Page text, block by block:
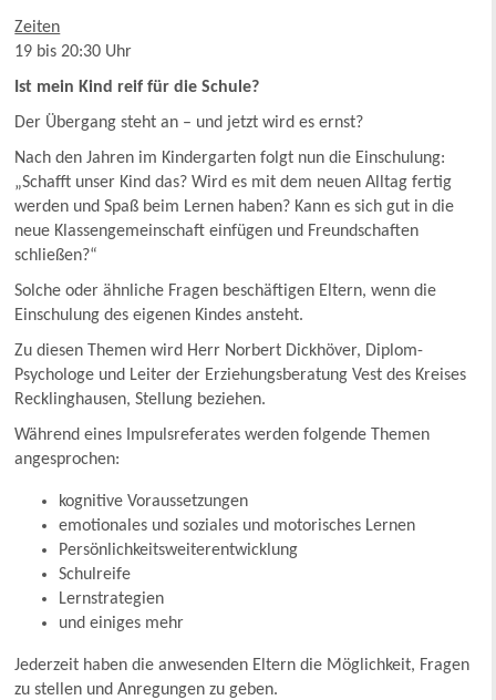
Zeiten
19 bis 20:30 Uhr
Ist mein Kind reif für die Schule?
Der Übergang steht an – und jetzt wird es ernst?
Nach den Jahren im Kindergarten folgt nun die Einschulung:
„Schafft unser Kind das? Wird es mit dem neuen Alltag fertig
werden und Spaß beim Lernen haben? Kann es sich gut in die
neue Klassengemeinschaft einfügen und Freundschaften
schließen?“
Solche oder ähnliche Fragen beschäftigen Eltern, wenn die
Einschulung des eigenen Kindes ansteht.
Zu diesen Themen wird Herr Norbert Dickhöver, Diplom-
Psychologe und Leiter der Erziehungsberatung Vest des Kreises
Recklinghausen, Stellung beziehen.
Während eines Impulsreferates werden folgende Themen
angesprochen:
kognitive Voraussetzungen
emotionales und soziales und motorisches Lernen
Persönlichkeitsweiterentwicklung
Schulreife
Lernstrategien
und einiges mehr
Jederzeit haben die anwesenden Eltern die Möglichkeit, Fragen
zu stellen und Anregungen zu geben.